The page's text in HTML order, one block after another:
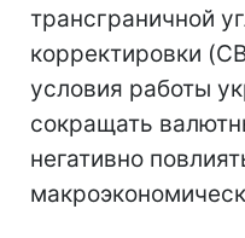
трансграничной
корректировки
условия работы
сокращать
негативно